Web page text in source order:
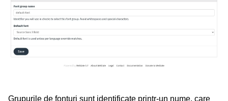
Grupurile de fonturi sunt identificate printr-un nume, care